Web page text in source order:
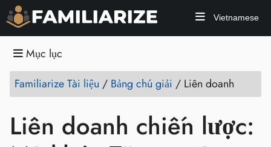
Vietnamese
Mục lục
Familiarize Tài liệu / Bảng chú giải / Liên doanh
Liên doanh chiến lược: